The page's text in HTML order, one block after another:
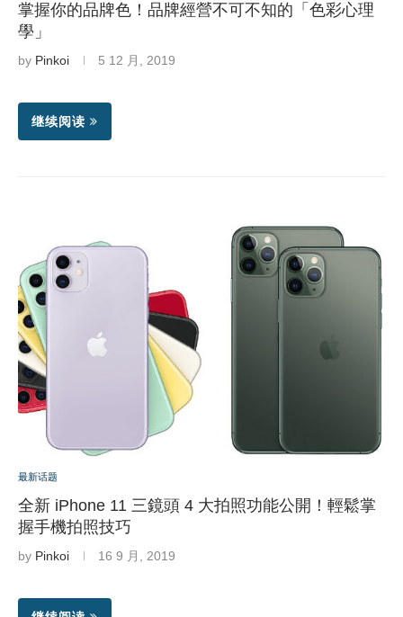
掌握你的品牌色！品牌經營不可不知的「色彩心理
學」
by Pinkoi 5 12 月, 2019
继续阅读
最新话题
全新 iPhone 11 三鏡頭 4 大拍照功能公開！輕鬆掌
握手機拍照技巧
by Pinkoi 16 9 月, 2019